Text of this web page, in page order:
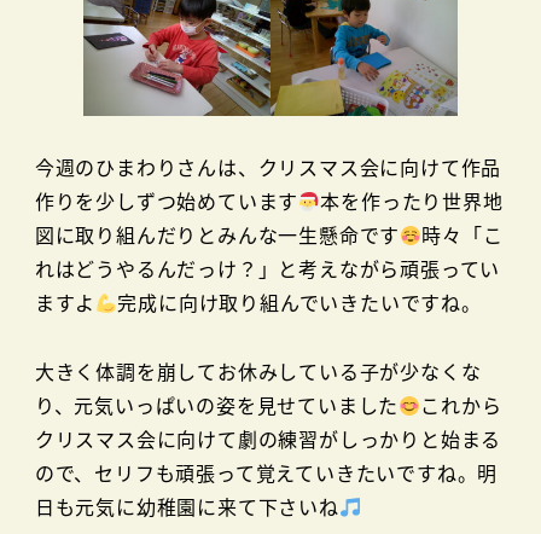
今週のひまわりさんは、クリスマス会に向けて作品
作りを少しずつ始めています
本を作ったり世界地
図に取り組んだりとみんな一生懸命です
時々「こ
れはどうやるんだっけ？」と考えながら頑張ってい
ますよ
完成に向け取り組んでいきたいですね。
大きく体調を崩してお休みしている子が少なくな
り、元気いっぱいの姿を見せていました
これから
クリスマス会に向けて劇の練習がしっかりと始まる
ので、セリフも頑張って覚えていきたいですね。明
日も元気に幼稚園に来て下さいね